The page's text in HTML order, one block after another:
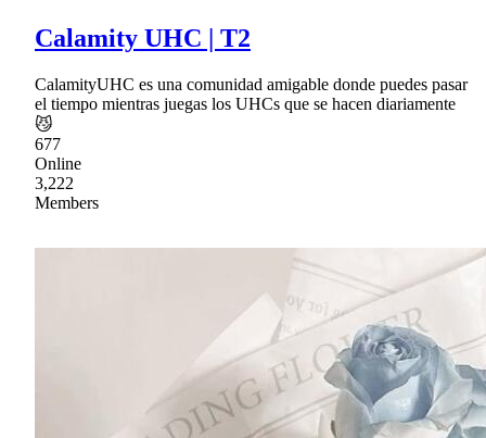
Calamity UHC | T2
CalamityUHC es una comunidad amigable donde puedes pasar
el tiempo mientras juegas los UHCs que se hacen diariamente
😼
677
Online
3,222
Members